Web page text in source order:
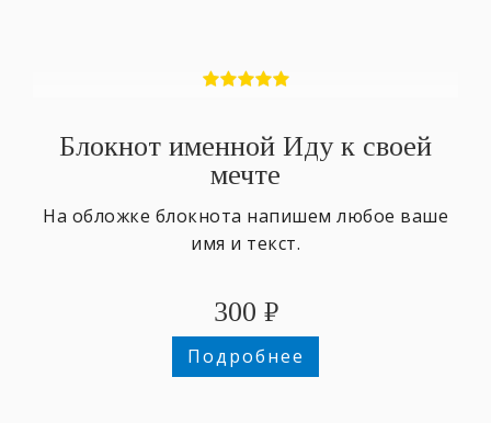
Блокнот именной Иду к своей
мечте
На обложке блокнота напишем любое ваше
имя и текст.
300 ₽
Подробнее